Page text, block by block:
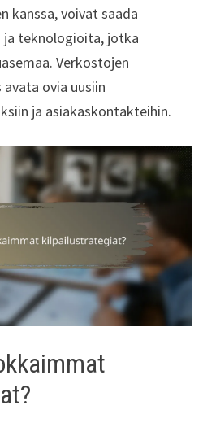
kanssa, voivat saada
teknologioita, jotka
Verkostojen
ovia uusiin
ja asiakaskontakteihin.